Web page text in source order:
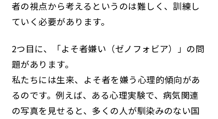
者の視点から考えるというのは難しく、訓練し
ていく必要があります。
2つ目に、「よそ者嫌い（ゼノフォビア）」の問
題があります。
私たちには生来、よそ者を嫌う心理的傾向があ
るのです。例えば、ある心理実験で、病気関連
の写真を見せると、多くの人が馴染みのない国